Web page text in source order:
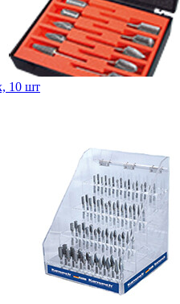
10 шт